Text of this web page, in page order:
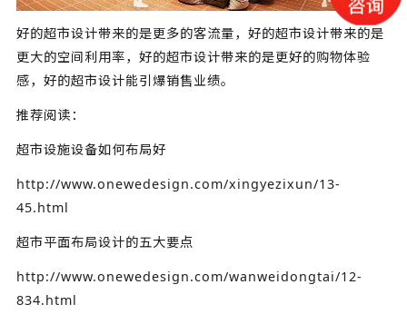
好的超市设计带来的是更多的客流量，好的超市设计带来的是
更大的空间利用率，好的超市设计带来的是更好的购物体验
感，好的超市设计能引爆销售业绩。
推荐阅读：
超市设施设备如何布局好
http://www.onewedesign.com/xingyezixun/13-
45.html
超市平面布局设计的五大要点
http://www.onewedesign.com/wanweidongtai/12-
834.html